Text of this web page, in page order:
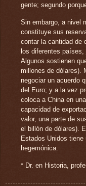
gente; segundo
Sin embargo, a nivel
constituye sus
contar la cantidad de
los diferentes
Algunos sostienen
millones de dólares).
negociar un acuerdo
del Euro; y a la vez
coloca a China en
capacidad de
valor, una parte de
el billón de dólares).
Estados Unidos
hegemónica.
* Dr. en Historia,